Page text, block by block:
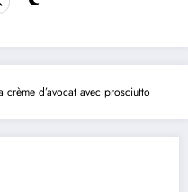
d’avocat avec prosciutto